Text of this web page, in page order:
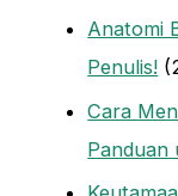
Anatomi
Penulis!
Cara
Panduan